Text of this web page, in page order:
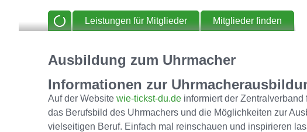
Leistungen für Mitglieder Mitglieder finden
Ausbildung zum Uhrmacher
Informationen zur
Auf der Website wie-tickst-du.deinformiert der Zentralverband
das Berufsbild des Uhrmachers und die Möglichkeiten zur
vielseitigen Beruf. Einfach mal reinschauen und inspirieren